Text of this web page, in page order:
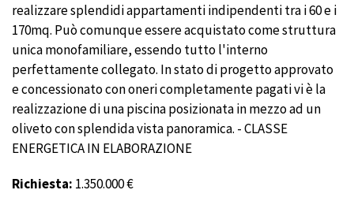
realizzare splendidi appartamenti indipendenti tra i 60 e i
170mq. Può comunque essere acquistato come struttura
unica monofamiliare, essendo tutto l'interno
perfettamente collegato. In stato di progetto approvato
e concessionato con oneri completamente pagati vi è la
realizzazione di una piscina posizionata in mezzo ad un
oliveto con splendida vista panoramica. - CLASSE
ENERGETICA IN ELABORAZIONE
Richiesta: 1.350.000 €